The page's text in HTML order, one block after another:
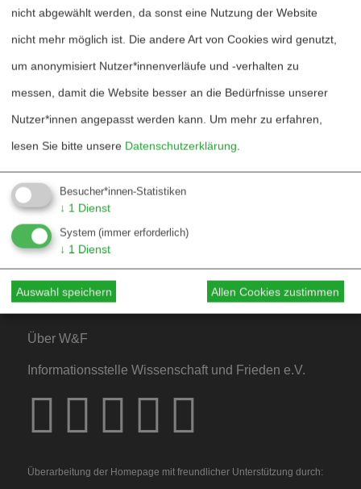
Bestellen
Fördern
Jubiläum 40 Jahre
Kontakt
Mediadaten
Hinweise für Autor*innen
Hinweise für Dossiers
Über W&F
Informationsstelle Wissenschaft und Frieden e.V.
Überarbeitung der Homepage mit freundlicher Unterstützung durch:
nicht abgewählt werden, da sonst eine Nutzung der Website
nicht mehr möglich ist. Die andere Art von Cookies wird genutzt,
um anonymisiert Nutzer*innenverläufe und -verhalten zu
messen, damit die Website besser an die Bedürfnisse unserer
Nutzer*innen angepasst werden kann. Um mehr zu erfahren,
lesen Sie bitte unsere Datenschutzerklärung.
Besucher*innen-Statistiken
↓ 1 Dienst
System (immer erforderlich)
↓ 1 Dienst
Auswahl speichern Allen Cookies zustimmen